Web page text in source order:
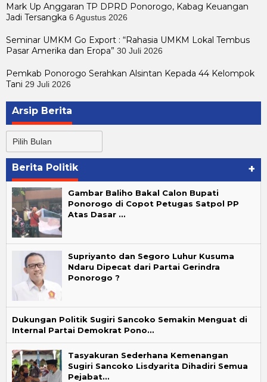
Mark Up Anggaran TP DPRD Ponorogo, Kabag Keuangan
Jadi Tersangka 6 Agustus 2026
Seminar UMKM Go Export : “Rahasia UMKM Lokal Tembus
Pasar Amerika dan Eropa” 30 Juli 2026
Pemkab Ponorogo Serahkan Alsintan Kepada 44 Kelompok
Tani 29 Juli 2026
Arsip Berita
Berita
Berita Politik +
Gambar Baliho Bakal Calon Bupati
Ponorogo di Copot Petugas Satpol PP
Atas Dasar …
Supriyanto dan Segoro Luhur Kusuma
Ndaru Dipecat dari Partai Gerindra
Ponorogo ?
Dukungan Politik Sugiri Sancoko Semakin Menguat di
Internal Partai Demokrat Pono…
Tasyakuran Sederhana Kemenangan
Sugiri Sancoko Lisdyarita Dihadiri Semua
Pejabat…